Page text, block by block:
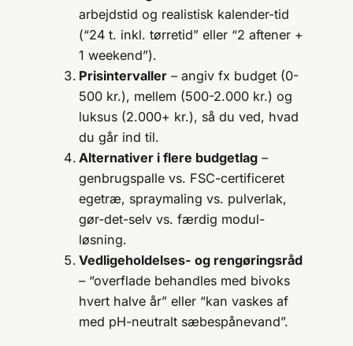
arbejdstid og realistisk kalender-tid
(“24 t. inkl. tørretid” eller “2 aftener +
1 weekend”).
Prisintervaller – angiv fx budget (0-
500 kr.), mellem (500-2.000 kr.) og
luksus (2.000+ kr.), så du ved, hvad
du går ind til.
Alternativer i flere budgetlag –
genbrugspalle vs. FSC-certificeret
egetræ, spraymaling vs. pulverlak,
gør-det-selv vs. færdig modul-
løsning.
Vedligeholdelses- og rengøringsråd
– “overflade behandles med bivoks
hvert halve år” eller “kan vaskes af
med pH-neutralt sæbespånevand”.